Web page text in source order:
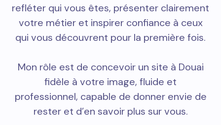
refléter qui vous êtes, présenter clairement
votre métier et inspirer confiance à ceux
qui vous découvrent pour la première fois.
Mon rôle est de concevoir un site à Douai
fidèle à votre image, fluide et
professionnel, capable de donner envie de
rester et d’en savoir plus sur vous.